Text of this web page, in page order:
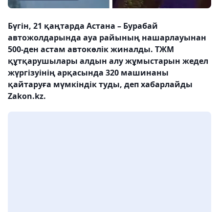
Бүгін, 21 қаңтарда Астана – Бурабай
автожолдарында ауа райының нашарлауынан
500-ден астам автокөлік жиналды. ТЖМ
құтқарушылары алдын алу жұмыстарын жедел
жүргізуінің арқасында 320 машинаны
қайтаруға мүмкіндік туды, деп хабарлайды
Zakon.kz.